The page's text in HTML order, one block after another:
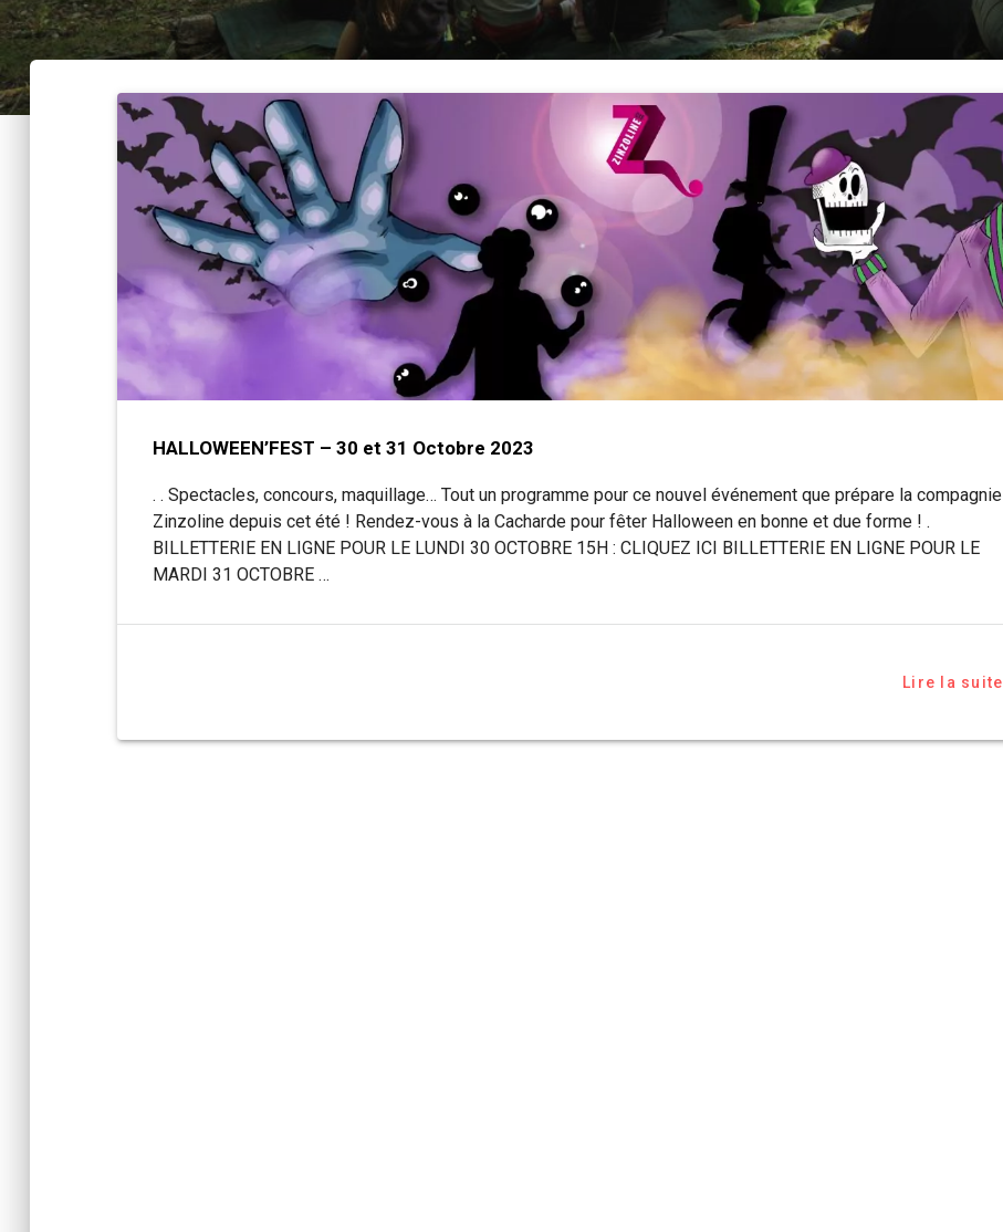
HALLOWEEN’FEST – 30 et 31 Octobre 2023
. . Spectacles, concours, maquillage… Tout un programme pour ce nouvel événement que prépare la compagnie
Zinzoline depuis cet été ! Rendez-vous à la Cacharde pour fêter Halloween en bonne et due forme ! .
BILLETTERIE EN LIGNE POUR LE LUNDI 30 OCTOBRE 15H : CLIQUEZ ICI BILLETTERIE EN LIGNE POUR LE
MARDI 31 OCTOBRE …
Lire la suite